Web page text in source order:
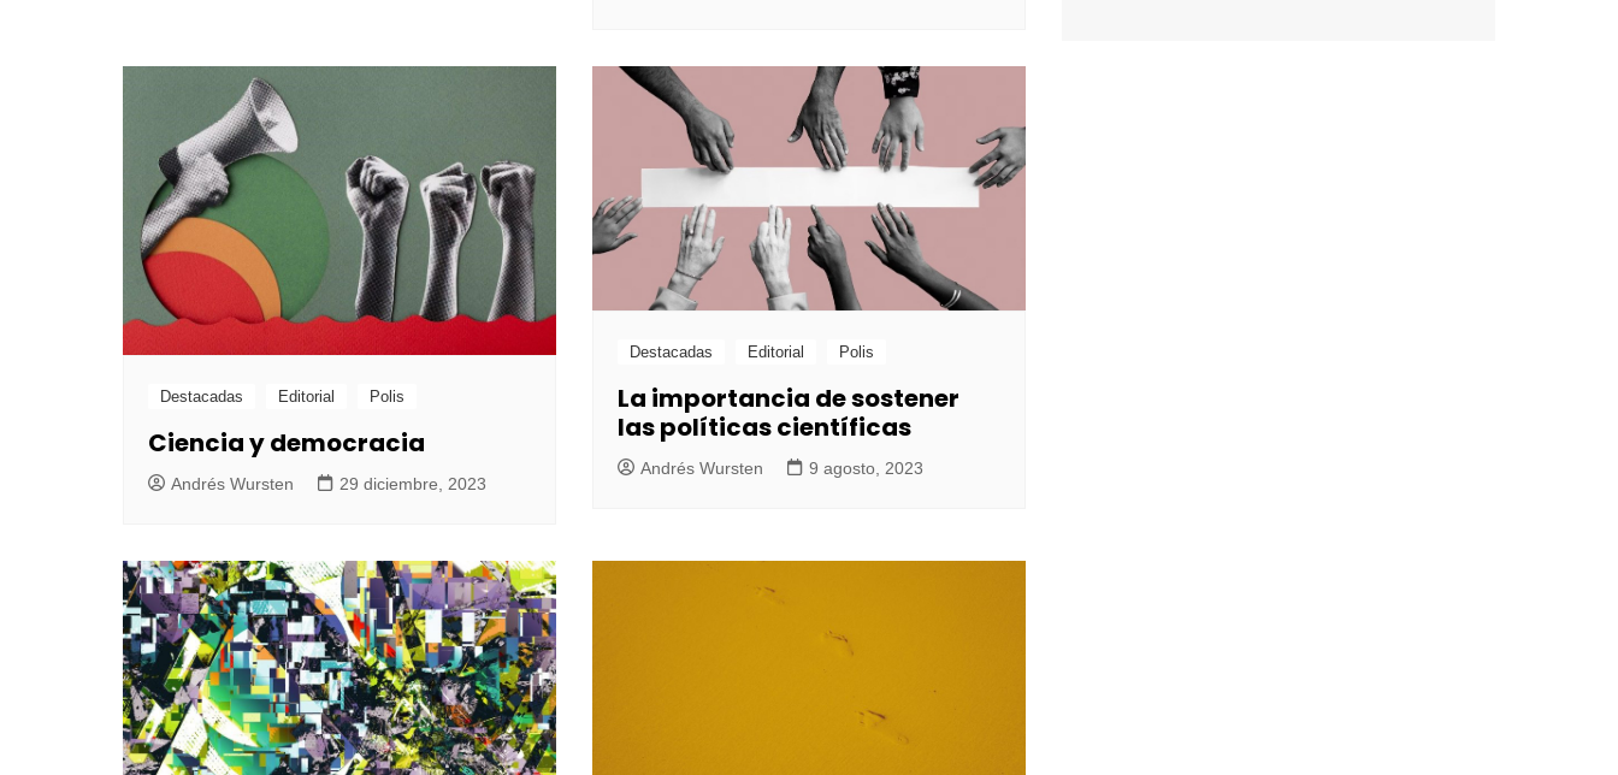
Destacadas Editorial Polis
Ciencia y democracia
Andrés Wursten 29 diciembre, 2023
Destacadas Editorial Polis
La importancia de sostener
las políticas científicas
Andrés Wursten 9 agosto, 2023